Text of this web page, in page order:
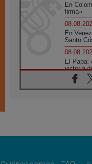
En
firma»
En
Santo
El Papa:
victoria
León